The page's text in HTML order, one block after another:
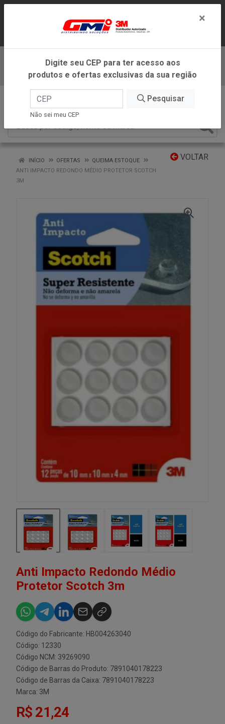
ATENDIMENTO DENTRO DO ESTADO DE
MINAS GERAIS.
Baixe já nosso APP
VOLTAR
INÍCIO OFERTAS
QUEIMA ESTOQUE
ANTI IMPACTO REDONDO MÉDIO PROTETOR SCOTCH
3M
Anti Impacto Redondo Médio
Protetor Scotch 3m
Código do Fabricante: HB004263040
Código: 12330
Código NCM: 39269090
Código de Barras do Produto: 7891040178223
Código de Barras da Caixa: 7891040178223
Marca: 3M
R$ 21,24
×
Digite seu CEP para ter acesso aos
produtos e ofertas exclusivas da sua região
Pesquisar
Não sei meu CEP